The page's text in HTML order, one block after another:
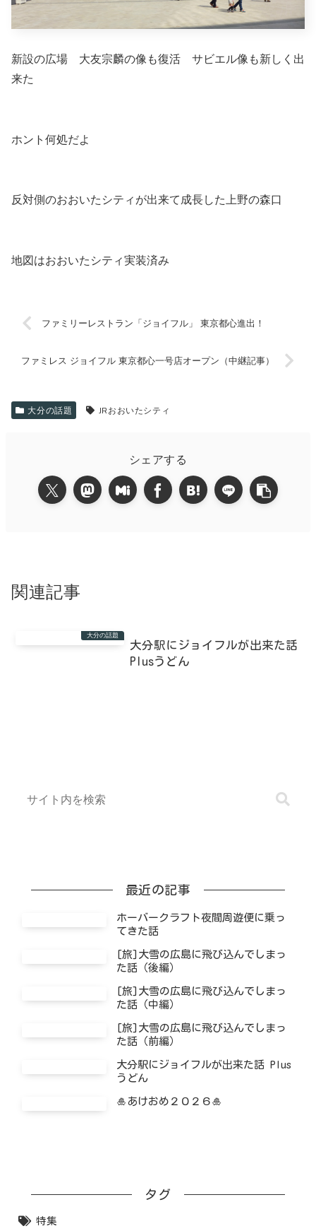
新設の広場 大友宗麟の像も復活 サビエル像も新しく出
来た
ホント何処だよ
反対側のおおいたシティが出来て成長した上野の森口
地図はおおいたシティ実装済み
ファミリーレストラン「ジョイフル」 東京都心進出！
ファミレス ジョイフル 東京都心一号店オープン（中継記事）
大分の話題 JRおおいたシティ
シェアする
関連記事
大分の話題
大分駅にジョイフルが出来た話
Plusうどん
最近の記事
ホーバークラフト夜間周遊便に乗っ
てきた話
[旅]大雪の広島に飛び込んでしまっ
た話（後編）
[旅]大雪の広島に飛び込んでしまっ
た話（中編）
[旅]大雪の広島に飛び込んでしまっ
た話（前編）
大分駅にジョイフルが出来た話 Plus
うどん
🎍あけおめ２０２６🎍
タグ
特集